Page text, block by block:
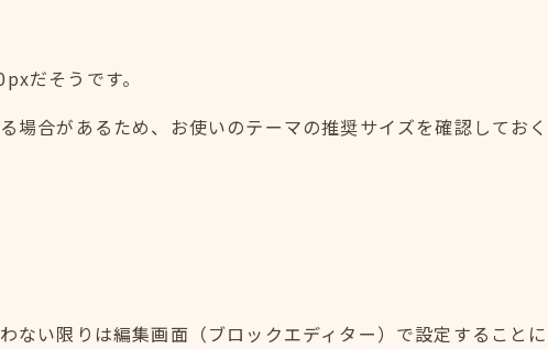
だそうです。
場合があるため、お使いのテーマの推奨サイズを確認してお
ない限りは編集画面（ブロックエディター）で設定することに